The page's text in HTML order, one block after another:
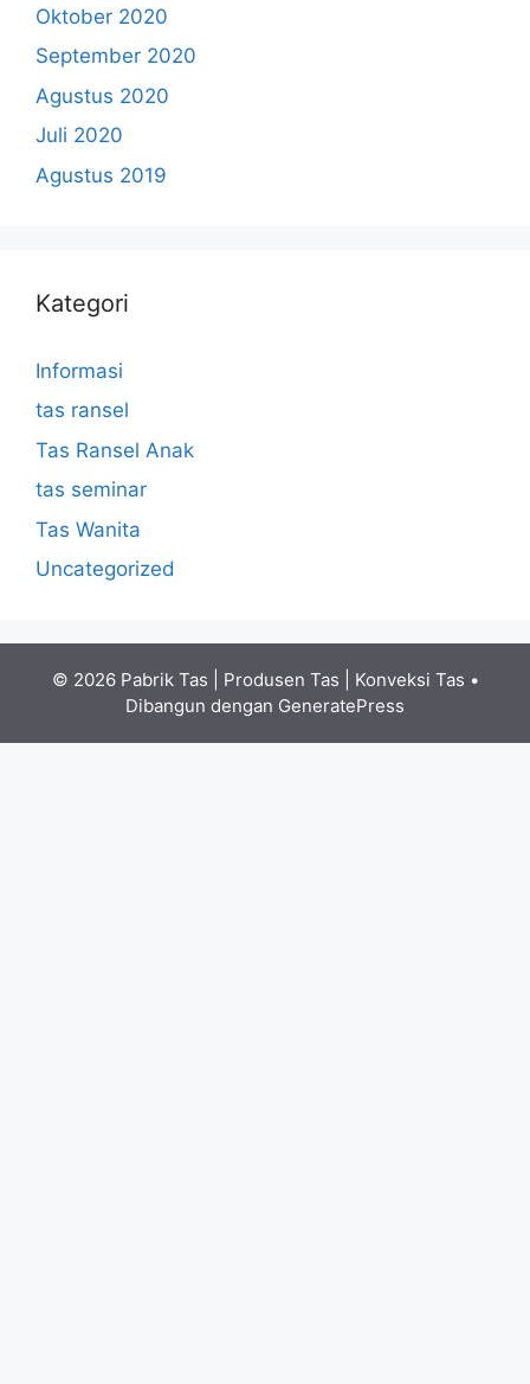
Oktober 2020
September 2020
Agustus 2020
Juli 2020
Agustus 2019
Kategori
Informasi
tas ransel
Tas Ransel Anak
tas seminar
Tas Wanita
Uncategorized
© 2026 Pabrik Tas | Produsen Tas | Konveksi Tas •
Dibangun dengan GeneratePress